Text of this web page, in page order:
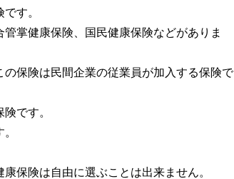
す。
掌健康保険、国民健康保険などがありま
保険は民間企業の従業員が加入する保険で
です。
保険は自由に選ぶことは出来ません。